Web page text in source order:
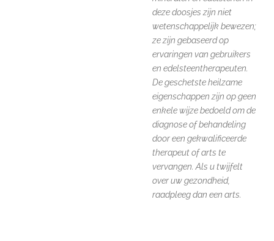
deze doosjes zijn niet
wetenschappelijk bewezen;
ze zijn gebaseerd op
ervaringen van gebruikers
en edelsteentherapeuten.
De geschetste heilzame
eigenschappen zijn op geen
enkele wijze bedoeld om de
diagnose of behandeling
door een gekwalificeerde
therapeut of arts te
vervangen. Als u twijfelt
over uw gezondheid,
raadpleeg dan een arts.